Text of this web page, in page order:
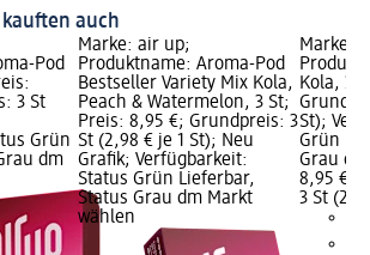
auch
Pod
3 St
Grün
dm
Marke: air up;
Produktname: Aroma-Pod
Bestseller Variety Mix Kola,
Peach & Watermelon, 3 St;
Preis: 8,95 €; Grundpreis: 3
St (2,98 € je 1 St); Neu
Grafik; Verfügbarkeit:
Status Grün Lieferbar,
Status Grau dm Markt
wählen
Marke:
Kola, 3
St);
Grün
Grau
8,95 €
3 St